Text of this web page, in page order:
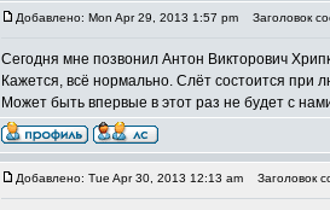
Добавлено: Mon Apr 29, 2013 1:57 pm Заголовок
Сегодня мне позвонил Антон Викторович
Кажется, всё нормально. Слёт состоится при
Может быть впервые в этот раз не будет с
Добавлено: Tue Apr 30, 2013 12:13 am Заголовок